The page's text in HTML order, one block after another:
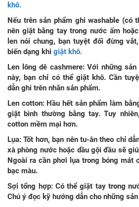
khô.
Nếu trên sản phẩm ghi washable (có
nên giặt bằng tay trong nước ấm
len nói chung, bạn tuyệt đối đừng
biến dạng khi giặt khô.
Len lông dê cashmere: Với những
này, bạn chỉ có thể giặt khô. Cần
dẫn ghi trên nhãn sản phẩm.
Len cotton: Hầu hết sản phẩm làm
giặt bình thường bằng tay. Tuy
cotton mềm mại hơn.
Lụa: Tốt hơn, bạn nên tu-ân theo chỉ
xà phòng nước hoặc dầu gội đầu sẽ
Ngoài ra cần phơi lụa trong bóng mát
bạc màu.
Sợi tổng hợp: Có thể giặt tay trong
Chú ý đọc kỹ hướng dẫn cho những